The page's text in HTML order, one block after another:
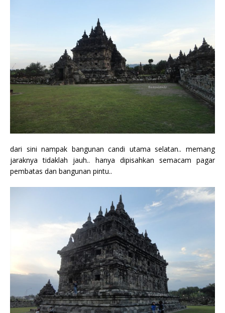
dari sini nampak bangunan candi utama selatan.. memang
jaraknya tidaklah jauh.. hanya dipisahkan semacam pagar
pembatas dan bangunan pintu..